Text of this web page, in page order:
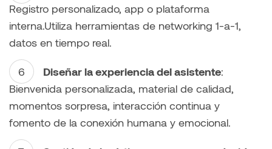
Registro personalizado, app o plataforma
interna.Utiliza herramientas de networking 1-a-1,
datos en tiempo real.
Diseñar la experiencia del asistente:
Bienvenida personalizada, material de calidad,
momentos sorpresa, interacción continua y
fomento de la conexión humana y emocional.